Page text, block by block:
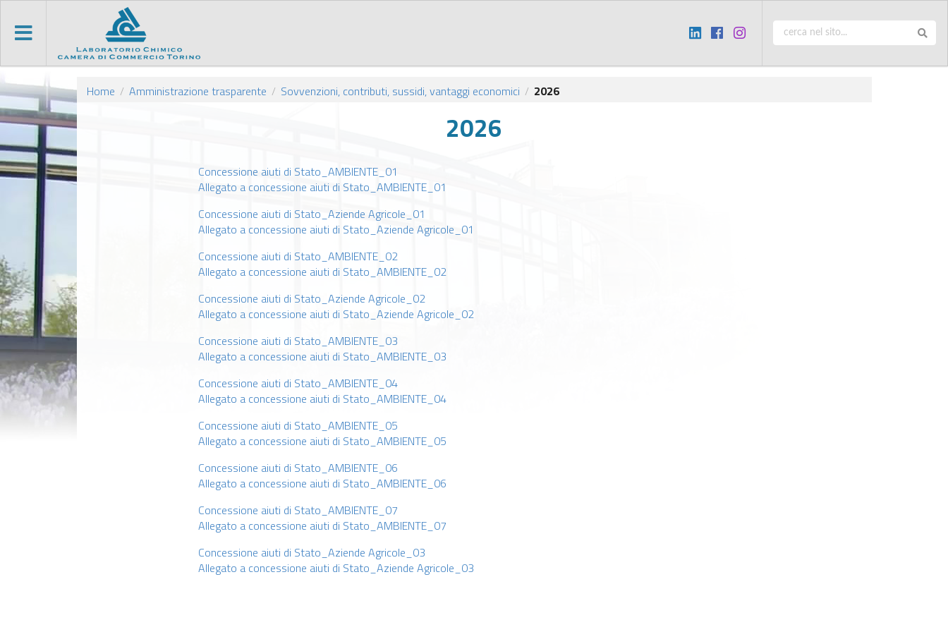
Home / Amministrazione trasparente / Sovvenzioni, contributi, sussidi, vantaggi economici / 2026
2026
Concessione aiuti di Stato_AMBIENTE_01
Allegato a concessione aiuti di Stato_AMBIENTE_01
Concessione aiuti di Stato_Aziende Agricole_01
Allegato a concessione aiuti di Stato_Aziende Agricole_01
Concessione aiuti di Stato_AMBIENTE_02
Allegato a concessione aiuti di Stato_AMBIENTE_02
Concessione aiuti di Stato_Aziende Agricole_02
Allegato a concessione aiuti di Stato_Aziende Agricole_02
Concessione aiuti di Stato_AMBIENTE_03
Allegato a concessione aiuti di Stato_AMBIENTE_03
Concessione aiuti di Stato_AMBIENTE_04
Allegato a concessione aiuti di Stato_AMBIENTE_04
Concessione aiuti di Stato_AMBIENTE_05
Allegato a concessione aiuti di Stato_AMBIENTE_05
Concessione aiuti di Stato_AMBIENTE_06
Allegato a concessione aiuti di Stato_AMBIENTE_06
Concessione aiuti di Stato_AMBIENTE_07
Allegato a concessione aiuti di Stato_AMBIENTE_07
Concessione aiuti di Stato_Aziende Agricole_03
Allegato a concessione aiuti di Stato_Aziende Agricole_03